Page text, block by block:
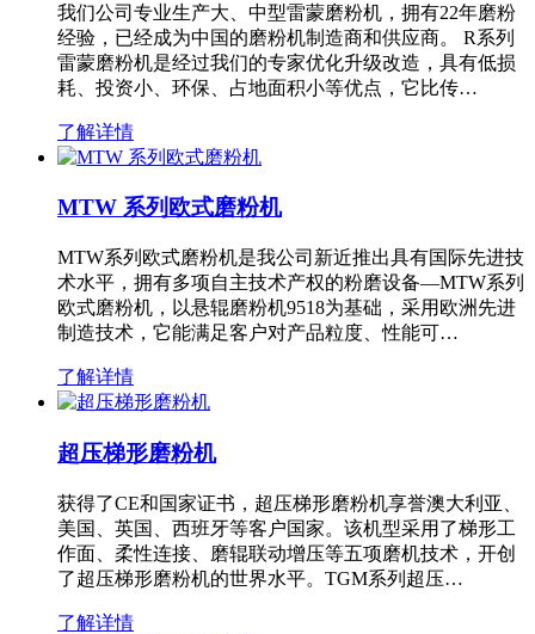
我们公司专业生产大、中型雷蒙磨粉机，拥有22年磨粉
经验，已经成为中国的磨粉机制造商和供应商。 R系列
雷蒙磨粉机是经过我们的专家优化升级改造，具有低损
耗、投资小、环保、占地面积小等优点，它比传…
了解详情
MTW 系列欧式磨粉机
MTW系列欧式磨粉机是我公司新近推出具有国际先进技
术水平，拥有多项自主技术产权的粉磨设备—MTW系列
欧式磨粉机，以悬辊磨粉机9518为基础，采用欧洲先进
制造技术，它能满足客户对产品粒度、性能可…
了解详情
超压梯形磨粉机
获得了CE和国家证书，超压梯形磨粉机享誉澳大利亚、
美国、英国、西班牙等客户国家。该机型采用了梯形工
作面、柔性连接、磨辊联动增压等五项磨机技术，开创
了超压梯形磨粉机的世界水平。TGM系列超压…
了解详情